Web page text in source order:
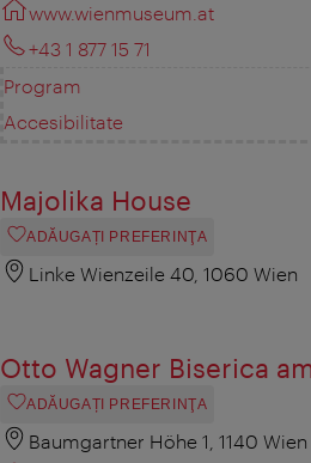
www.wienmuseum.at
+43 1 877 15 71
Program
Accesibilitate
Majolika House
ADĂUGAȚI PREFERINŢA
Linke Wienzeile 40, 1060 Wien
Otto Wagner Biserica
ADĂUGAȚI PREFERINŢA
Baumgartner Höhe 1, 1140 Wien